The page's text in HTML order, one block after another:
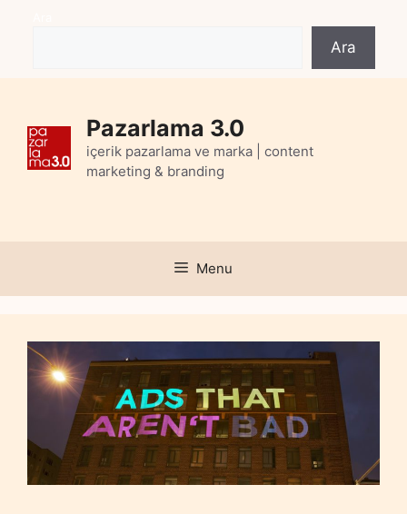
Ara
Pazarlama 3.0
içerik pazarlama ve marka | content
marketing & branding
Menu